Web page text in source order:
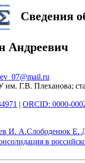
Сведения
Андреевич
им. Г.В. Плеханова;
| ORCID: 0000-
И. А.Слободенюк Е.
в